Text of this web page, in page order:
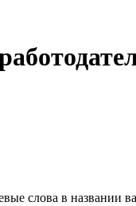
слова в названии